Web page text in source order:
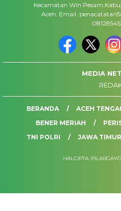
Kecamatan Wih
Aceh. Email.
MEDIA
BERANDA ACEH
BENER MERIAH
TNI POLRI
JAWA TIMUR
HALCIPTA: